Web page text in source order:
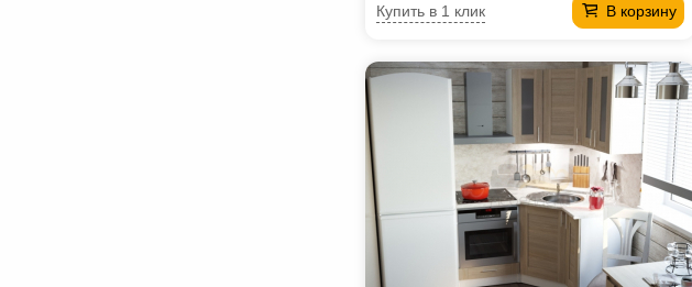
В корзину
Купить в 1 клик